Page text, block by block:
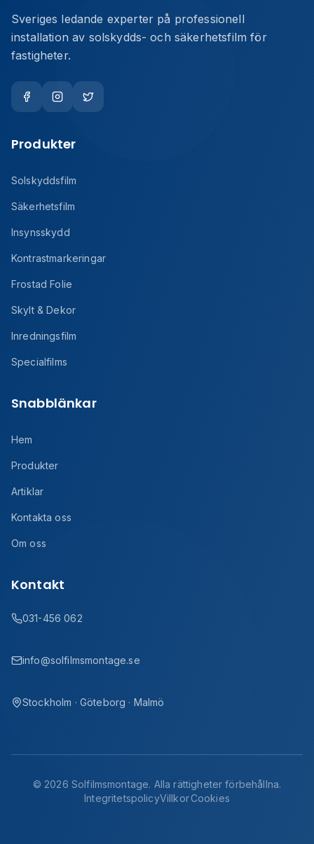
Sveriges ledande experter på professionell
installation av solskydds- och säkerhetsfilm för
fastigheter.
Produkter
Solskyddsfilm
Säkerhetsfilm
Insynsskydd
Kontrastmarkeringar
Frostad Folie
Skylt & Dekor
Inredningsfilm
Specialfilms
Snabblänkar
Hem
Produkter
Artiklar
Kontakta oss
Om oss
Kontakt
031-456 062
info@solfilmsmontage.se
Stockholm · Göteborg · Malmö
© 2026 Solfilmsmontage. Alla rättigheter förbehållna.
IntegritetspolicyVillkorCookies